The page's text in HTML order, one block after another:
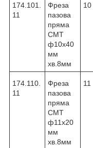
174.101.
11
Фреза
пазова
пряма
CMT
ф10х40
мм
хв.8мм
10
174.110.
11
Фреза
пазова
пряма
CMT
ф11х20
мм
хв.8мм
11